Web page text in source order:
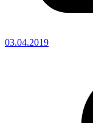
03.04.2019